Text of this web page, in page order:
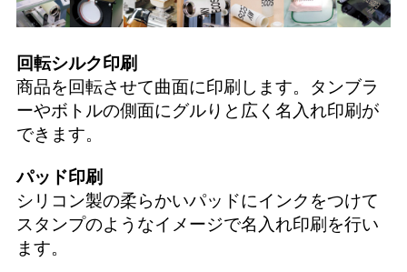
回転シルク印刷
商品を回転させて曲面に印刷します。タンブラ
ーやボトルの側面にグルりと広く名入れ印刷が
できます。
パッド印刷
シリコン製の柔らかいパッドにインクをつけて
スタンプのようなイメージで名入れ印刷を行い
ます。